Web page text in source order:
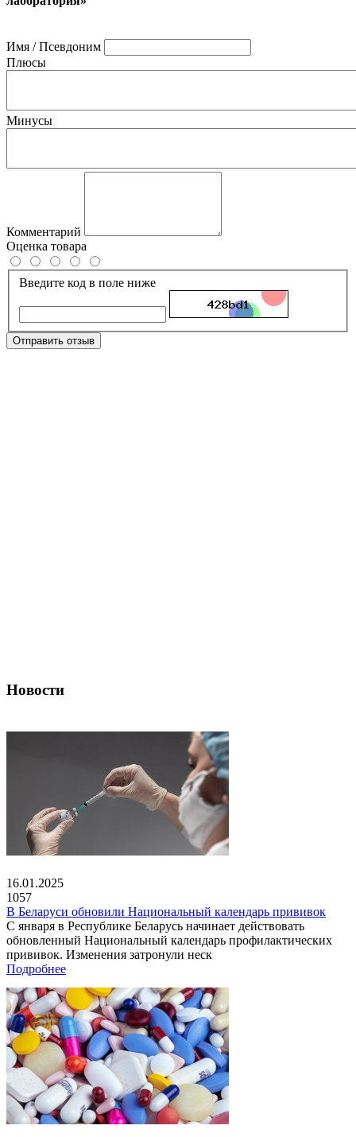
Имя / Псевдоним
Плюсы
Минусы
Комментарий
Оценка товара
Введите код в поле ниже
Отправить отзыв
Новости
16.01.2025
1057
В Беларуси обновили Национальный календарь прививок
С января в Республике Беларусь начинает действовать
обновленный Национальный календарь профилактических
прививок. Изменения затронули неск
Подробнее